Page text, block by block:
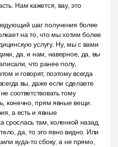
Нам кажется, вау, это
шаг получения более
на то, что мы хотим более
услугу. Ну, мы с вами
да, и нам, наверное, да, вы
что ранее полу,
и говорят, поэтому всегда
вы, даже если сделаете
соответствовать тому
конечно, прям явные вещи.
а есть и явные
срослась там, коленкой назад,
да, то это явно видно. Или
куда-то сбоку, а не прямо,